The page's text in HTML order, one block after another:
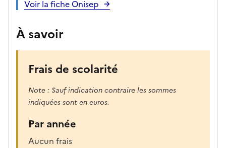
Voir la fiche Onisep
À savoir
Frais de scolarité
Note : Sauf indication contraire les sommes
indiquées sont en euros.
Par année
Aucun frais